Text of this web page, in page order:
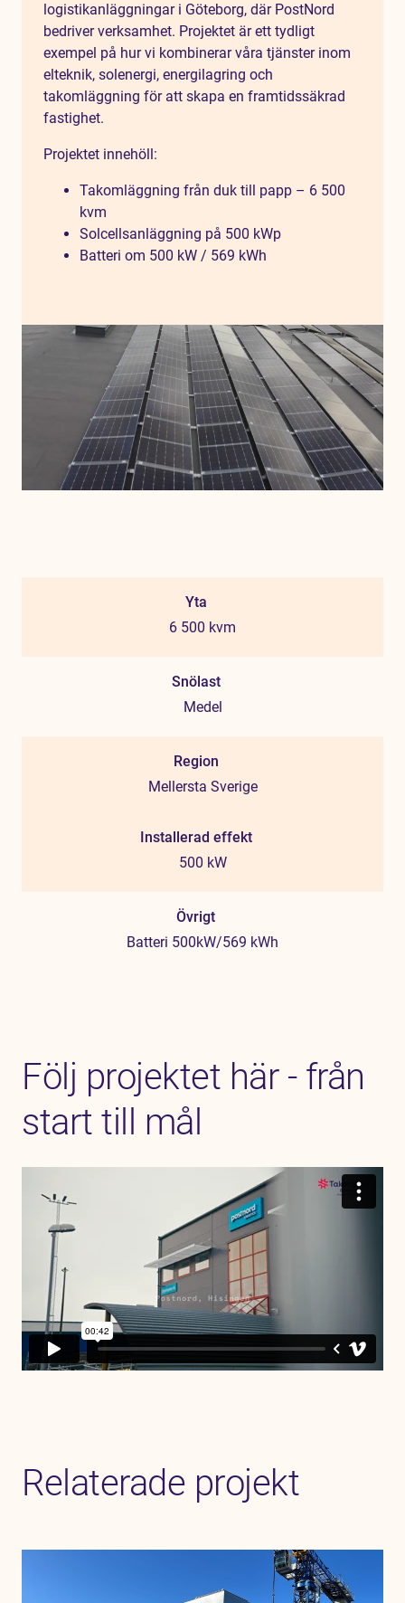
logistikanläggningar i Göteborg, där PostNord
bedriver verksamhet. Projektet är ett tydligt
exempel på hur vi kombinerar våra tjänster inom
elteknik, solenergi, energilagring och
takomläggning för att skapa en framtidssäkrad
fastighet.
Projektet innehöll:
Takomläggning från duk till papp – 6 500
kvm
Solcellsanläggning på 500 kWp
Batteri om 500 kW / 569 kWh
Yta
6 500 kvm
Snölast
Medel
Region
Mellersta Sverige
Installerad effekt
500 kW
Övrigt
Batteri 500kW/569 kWh
Följ projektet här - från
start till mål
Relaterade projekt